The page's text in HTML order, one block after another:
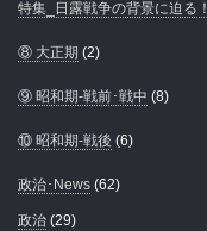
特集_日露戦争の背景に迫る！
⑧ 大正期 (2)
⑨ 昭和期-戦前･戦中 (8)
⑩ 昭和期-戦後 (6)
政治･News (62)
政治 (29)